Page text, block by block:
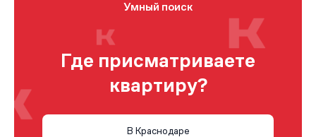
Умный поиск
Где присматриваете
квартиру?
В Краснодаре